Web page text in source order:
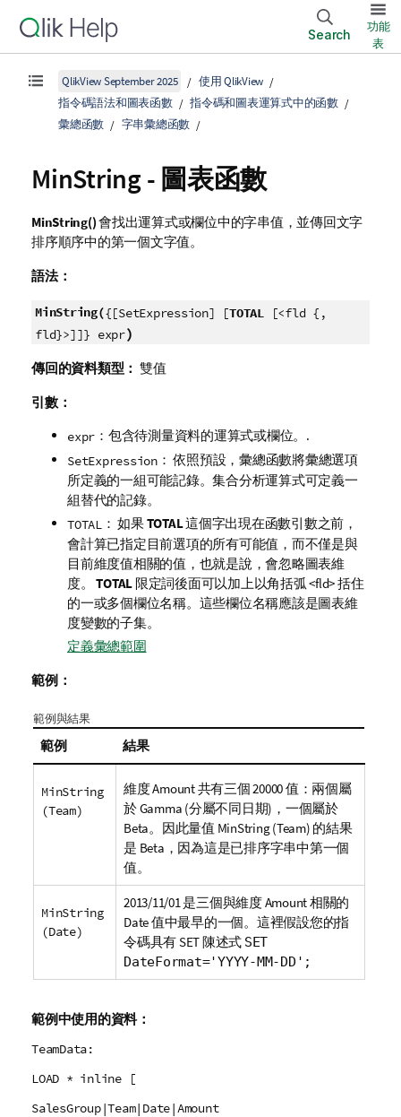
Search
功能
表
QlikView September 2025
使用 QlikView
指令碼語法和圖表函數
指令碼和圖表運算式中的函數
彙總函數
字串彙總函數
MinString - 圖表函數
MinString()會找出運算式或欄位中的字串值，並傳回文字
排序順序中的第一個文字值。
語法：
MinString({[SetExpression] [TOTAL[<fld {,
fld}>]]} expr)
傳回的資料類型： 雙值
引數：
expr ：包含待測量資料的運算式或欄位。.
SetExpression： 依照預設，彙總函數將彙總選項
所定義的一組可能記錄。集合分析運算式可定義一
組替代的記錄。
TOTAL ： 如果TOTAL這個字出現在函數引數之前，
會計算已指定目前選項的所有可能值，而不僅是與
目前維度值相關的值，也就是說，會忽略圖表維
度。TOTAL 限定詞後面可以加上以角括弧<fld>括住
的一或多個欄位名稱。這些欄位名稱應該是圖表維
度變數的子集。
定義彙總範圍
範例：
範例與結果
範例 結果
MinString
(Team)
維度Amount共有三個 20000 值：兩個屬
於Gamma (分屬不同日期)，一個屬於
Beta。因此量值 MinString (Team) 的結果
是 Beta ，因為這是已排序字串中第一個
值。
MinString
(Date)
2013/11/01 是三個與維度Amount相關的
Date值中最早的一個。這裡假設您的指
令碼具有SET陳述式 SET
DateFormat='YYYY-MM-DD';
範例中使用的資料：
TeamData:
LOAD * inline [
SalesGroup|Team|Date|Amount